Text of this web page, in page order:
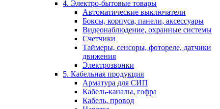
4. Электро-бытовые товары
Автоматические выключатели
Боксы, корпуса, панели, аксессуары
Видеонаблюдение, охранные системы
Счетчики
Таймеры, сенсоры, фотореле, датчики
движения
Электрозвонки
5. Кабельная продукция
Арматура для СИП
Кабель-каналы, гофра
Кабель, провод